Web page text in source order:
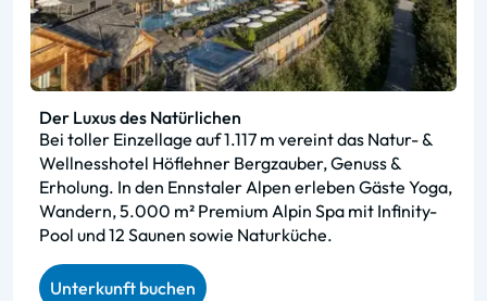
Der Luxus des Natürlichen
Bei toller Einzellage auf 1.117 m vereint das Natur- &
Wellnesshotel Höflehner Bergzauber, Genuss &
Erholung. In den Ennstaler Alpen erleben Gäste Yoga,
Wandern, 5.000 m² Premium Alpin Spa mit Infinity-
Pool und 12 Saunen sowie Naturküche.
Unterkunft buchen